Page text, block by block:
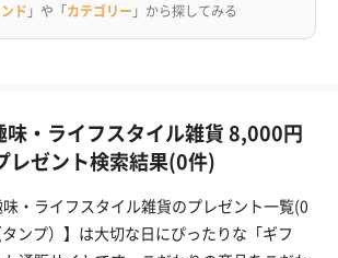
ド 」や「カテゴリー 」から探してみる
味・ライフスタイル雑貨 8,000円
レゼント検索結果(0件)
・ライフスタイル雑貨のプレゼント一覧(0
ンプ）】は大切な日にぴったりな「ギフ